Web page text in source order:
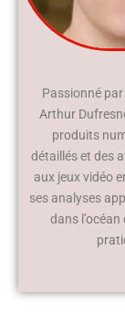
Passionné par
Arthur
produits
détaillés et des
aux jeux vidéo
ses analyses
dans